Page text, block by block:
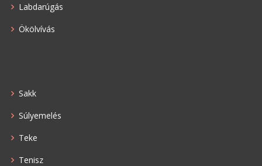
Labdarúgás
Ökölvívás
Sakk
Súlyemelés
Teke
Tenisz